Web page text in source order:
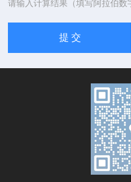
请输入计算结果（填写阿拉伯数